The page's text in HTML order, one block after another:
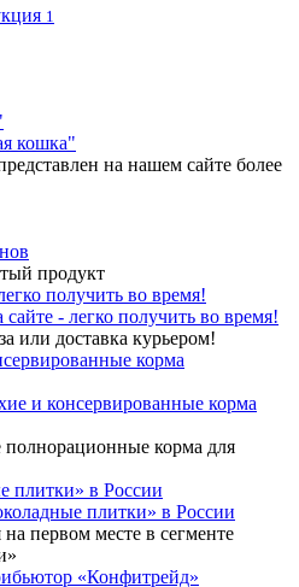
1
кошка"
на нашем сайте более
продукт
сайте - легко получить во время!
или доставка курьером!
и консервированные корма
корма для
плитки» в России
первом месте в сегменте